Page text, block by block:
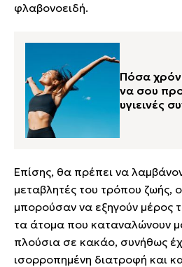
φλαβονοειδή.
Πόσα
να σου
υγιεινές
Επίσης, θα πρέπει να
μεταβλητές του τρόπου ζωής,
μπορούσαν να εξηγούν μέρος
τα άτομα που καταναλώνουν
πλούσια σε κακάο, συνήθως
ισορροπημένη διατροφή και